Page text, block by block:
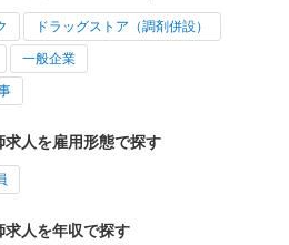
ドラッグストア（調剤併設）
一般企業
人を雇用形態で探す
求人を年収で探す